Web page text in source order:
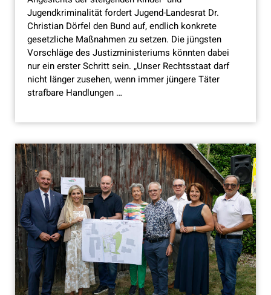
Jugendkriminalität fordert Jugend-Landesrat Dr.
Christian Dörfel den Bund auf, endlich konkrete
gesetzliche Maßnahmen zu setzen. Die jüngsten
Vorschläge des Justizministeriums könnten dabei
nur ein erster Schritt sein. „Unser Rechtsstaat darf
nicht länger zusehen, wenn immer jüngere Täter
strafbare Handlungen …